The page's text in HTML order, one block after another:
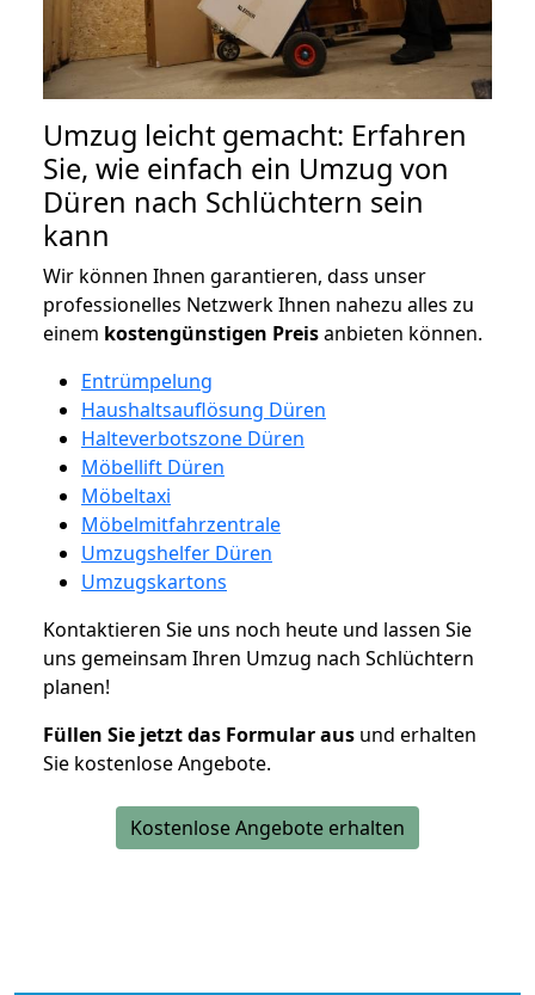
Umzug leicht gemacht: Erfahren
Sie, wie einfach ein Umzug von
Düren nach Schlüchtern sein
kann
Wir können Ihnen garantieren, dass unser
professionelles Netzwerk Ihnen nahezu alles zu
einem kostengünstigen Preisanbieten können.
Entrümpelung
Haushaltsauflösung Düren
Halteverbotszone Düren
Möbellift Düren
Möbeltaxi
Möbelmitfahrzentrale
Umzugshelfer Düren
Umzugskartons
Kontaktieren Sie uns noch heute und lassen Sie
uns gemeinsam Ihren Umzug nach Schlüchtern
planen!
Füllen Sie jetzt das Formular aus und erhalten
Sie kostenlose Angebote.
Kostenlose Angebote erhalten